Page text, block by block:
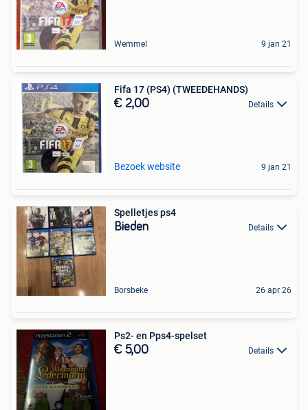
Wemmel 9 jan 21
Fifa 17 (PS4) (TWEEDEHANDS)
€ 2,00 Details
Bezoek website 9 jan 21
Spelletjes ps4
Bieden Details
Borsbeke 26 apr 26
Ps2- en Pps4-spelset
€ 5,00 Details